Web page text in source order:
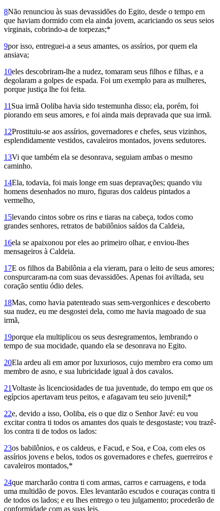
8Não renunciou às suas devassidões do Egito, desde o tempo em
que haviam dormido com ela ainda jovem, acariciando os seus seios
virginais, cobrindo-a de torpezas;*
9por isso, entreguei-a a seus amantes, os assírios, por quem ela
ansiava;
10eles descobriram-lhe a nudez, tomaram seus filhos e filhas, e a
degolaram a golpes de espada. Foi um exemplo para as mulheres,
porque justiça lhe foi feita.
11 Sua irmã Ooliba havia sido testemunha disso; ela, porém, foi
piorando em seus amores, e foi ainda mais depravada que sua irmã.
12Prostituiu-se aos assírios, governadores e chefes, seus vizinhos,
esplendidamente vestidos, cavaleiros montados, jovens sedutores.
13Vi que também ela se desonrava, seguiam ambas o mesmo
caminho.
14Ela, todavia, foi mais longe em suas depravações; quando viu
homens desenhados no muro, figuras dos caldeus pintados a
vermelho,
15levando cintos sobre os rins e tiaras na cabeça, todos como
grandes senhores, retratos de babilônios saídos da Caldeia,
16ela se apaixonou por eles ao primeiro olhar, e enviou-lhes
mensageiros à Caldeia.
17E os filhos da Babilônia a ela vieram, para o leito de seus amores;
conspurcaram-na com suas devassidões. Apenas foi aviltada, seu
coração sentiu ódio deles.
18Mas, como havia patenteado suas sem-vergonhices e descoberto
sua nudez, eu me desgostei dela, como me havia magoado de sua
irmã,
19porque ela multiplicou os seus desregramentos, lembrando o
tempo de sua mocidade, quando ela se desonrava no Egito.
20Ela ardeu ali em amor por luxuriosos, cujo membro era como um
membro de asno, e sua lubricidade igual à dos cavalos.
21Voltaste às licenciosidades de tua juventude, do tempo em que os
egípcios apertavam teus peitos, e afagavam teu seio juvenil;*
22e, devido a isso, Ooliba, eis o que diz o Senhor Javé: eu vou
excitar contra ti todos os amantes dos quais te desgostaste; vou trazê-
los contra ti de todos os lados:
23os babilônios, e os caldeus, e Facud, e Soa, e Coa, com eles os
assírios jovens e belos, todos os governadores e chefes, guerreiros e
cavaleiros montados,*
24que marcharão contra ti com armas, carros e carruagens, e toda
uma multidão de povos. Eles levantarão escudos e couraças contra ti
de todos os lados; e eu lhes entrego o teu julgamento; procederão de
conformidade com as suas leis.